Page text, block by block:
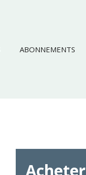
ABONNEMENTS
Acheter